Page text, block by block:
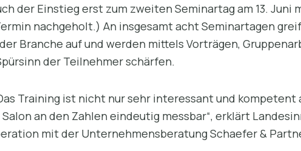
der Einstieg erst zum zweiten Seminartag am 13. Juni
nachgeholt.) An insgesamt acht Seminartagen
Branche auf und werden mittels Vorträgen,
der Teilnehmer schärfen.
Training ist nicht nur sehr interessant und
an den Zahlen eindeutig messbar“, erklärt
mit der Unternehmensberatung Schaefer &